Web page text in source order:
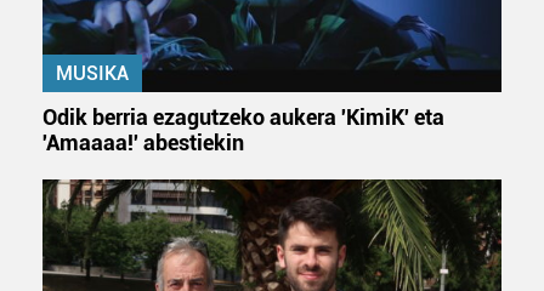
Bazkide batzuek ez dizute baimenik eskatzen, eta beren
interes komertzial legitimoetan babesten dira. Ikusi gure
bazkideen zerrenda, beren ustez zein helburutarako
duten interes legitimoa eta horren aurka nola egin
Lortu zure datu pertsonalak prozesatzeko moduari
buruzko informazio gehiago eta ezarri zure lehentasunak
datuen atalean. Edozein unetan alda edo ken dezakezu
MUSIKA
Odik berria ezagutzeko aukera 'KimiK' eta
'Amaaaa!' abestiekin